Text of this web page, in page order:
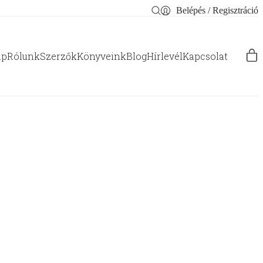
Belépés / Regisztráció
RólunkSzerzőkKönyveinkBlogHírlevélKapcsolat